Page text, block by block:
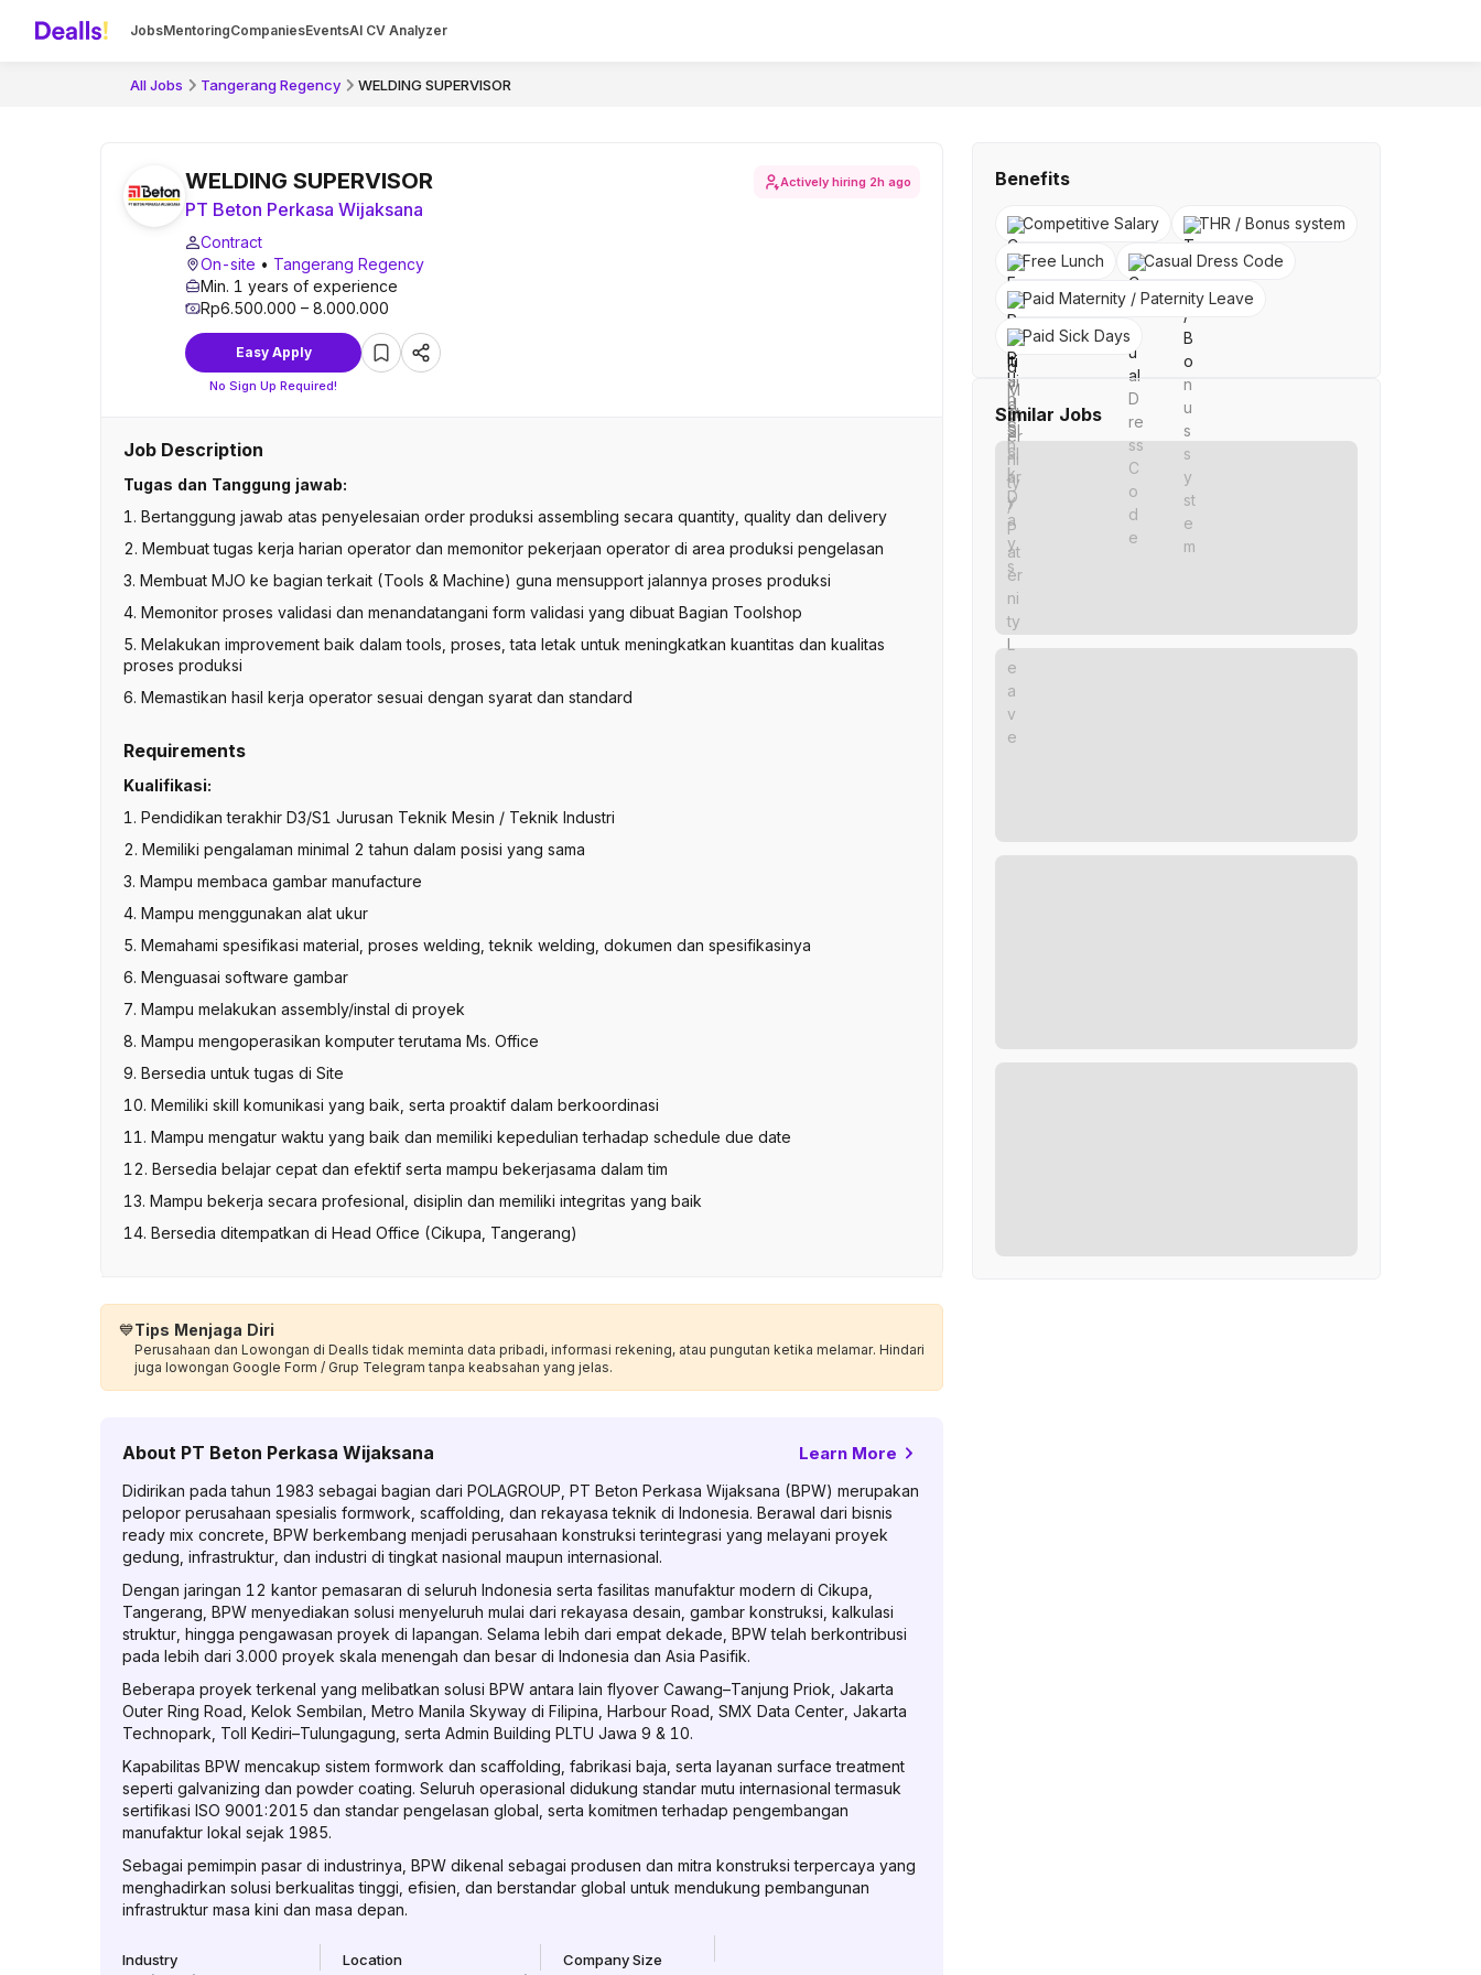
JobsMentoringCompaniesEventsAI CV Analyzer
All Jobs Tangerang Regency WELDING SUPERVISOR
WELDING SUPERVISOR
PT Beton Perkasa Wijaksana
Contract
On-site • Tangerang Regency
Min. 1 years of experience
Rp6.500.000 – 8.000.000
Easy Apply
No Sign Up Required!
Actively hiring 2h ago
Job Description
Tugas dan Tanggung jawab:
1. Bertanggung jawab atas penyelesaian order produksi assembling secara quantity, quality dan delivery
2. Membuat tugas kerja harian operator dan memonitor pekerjaan operator di area produksi pengelasan
3. Membuat MJO ke bagian terkait (Tools & Machine) guna mensupport jalannya proses produksi
4. Memonitor proses validasi dan menandatangani form validasi yang dibuat Bagian Toolshop
5. Melakukan improvement baik dalam tools, proses, tata letak untuk meningkatkan kuantitas dan kualitas
proses produksi
6. Memastikan hasil kerja operator sesuai dengan syarat dan standard
Requirements
Kualifikasi:
1. Pendidikan terakhir D3/S1 Jurusan Teknik Mesin / Teknik Industri
2. Memiliki pengalaman minimal 2 tahun dalam posisi yang sama
3. Mampu membaca gambar manufacture
4. Mampu menggunakan alat ukur
5. Memahami spesifikasi material, proses welding, teknik welding, dokumen dan spesifikasinya
6. Menguasai software gambar
7. Mampu melakukan assembly/instal di proyek
8. Mampu mengoperasikan komputer terutama Ms. Office
9. Bersedia untuk tugas di Site
10. Memiliki skill komunikasi yang baik, serta proaktif dalam berkoordinasi
11. Mampu mengatur waktu yang baik dan memiliki kepedulian terhadap schedule due date
12. Bersedia belajar cepat dan efektif serta mampu bekerjasama dalam tim
13. Mampu bekerja secara profesional, disiplin dan memiliki integritas yang baik
14. Bersedia ditempatkan di Head Office (Cikupa, Tangerang)
💙Tips Menjaga Diri
Perusahaan dan Lowongan di Dealls tidak meminta data pribadi, informasi rekening, atau pungutan ketika melamar. Hindari
juga lowongan Google Form / Grup Telegram tanpa keabsahan yang jelas.
About PT Beton Perkasa Wijaksana Learn More
Didirikan pada tahun 1983 sebagai bagian dari POLAGROUP, PT Beton Perkasa Wijaksana (BPW) merupakan
pelopor perusahaan spesialis formwork, scaffolding, dan rekayasa teknik di Indonesia. Berawal dari bisnis
ready mix concrete, BPW berkembang menjadi perusahaan konstruksi terintegrasi yang melayani proyek
gedung, infrastruktur, dan industri di tingkat nasional maupun internasional.
Dengan jaringan 12 kantor pemasaran di seluruh Indonesia serta fasilitas manufaktur modern di Cikupa,
Tangerang, BPW menyediakan solusi menyeluruh mulai dari rekayasa desain, gambar konstruksi, kalkulasi
struktur, hingga pengawasan proyek di lapangan. Selama lebih dari empat dekade, BPW telah berkontribusi
pada lebih dari 3.000 proyek skala menengah dan besar di Indonesia dan Asia Pasifik.
Beberapa proyek terkenal yang melibatkan solusi BPW antara lain flyover Cawang–Tanjung Priok, Jakarta
Outer Ring Road, Kelok Sembilan, Metro Manila Skyway di Filipina, Harbour Road, SMX Data Center, Jakarta
Technopark, Toll Kediri–Tulungagung, serta Admin Building PLTU Jawa 9 & 10.
Kapabilitas BPW mencakup sistem formwork dan scaffolding, fabrikasi baja, serta layanan surface treatment
seperti galvanizing dan powder coating. Seluruh operasional didukung standar mutu internasional termasuk
sertifikasi ISO 9001:2015 dan standar pengelasan global, serta komitmen terhadap pengembangan
manufaktur lokal sejak 1985.
Sebagai pemimpin pasar di industrinya, BPW dikenal sebagai produsen dan mitra konstruksi terpercaya yang
menghadirkan solusi berkualitas tinggi, efisien, dan berstandar global untuk mendukung pembangunan
infrastruktur masa kini dan masa depan.
Industry Location Company Size
Benefits
Competitive Salary
THR / Bonus system
Free Lunch
Casual Dress Code
Paid Maternity / Paternity Leave
Paid Sick Days
Similar Jobs